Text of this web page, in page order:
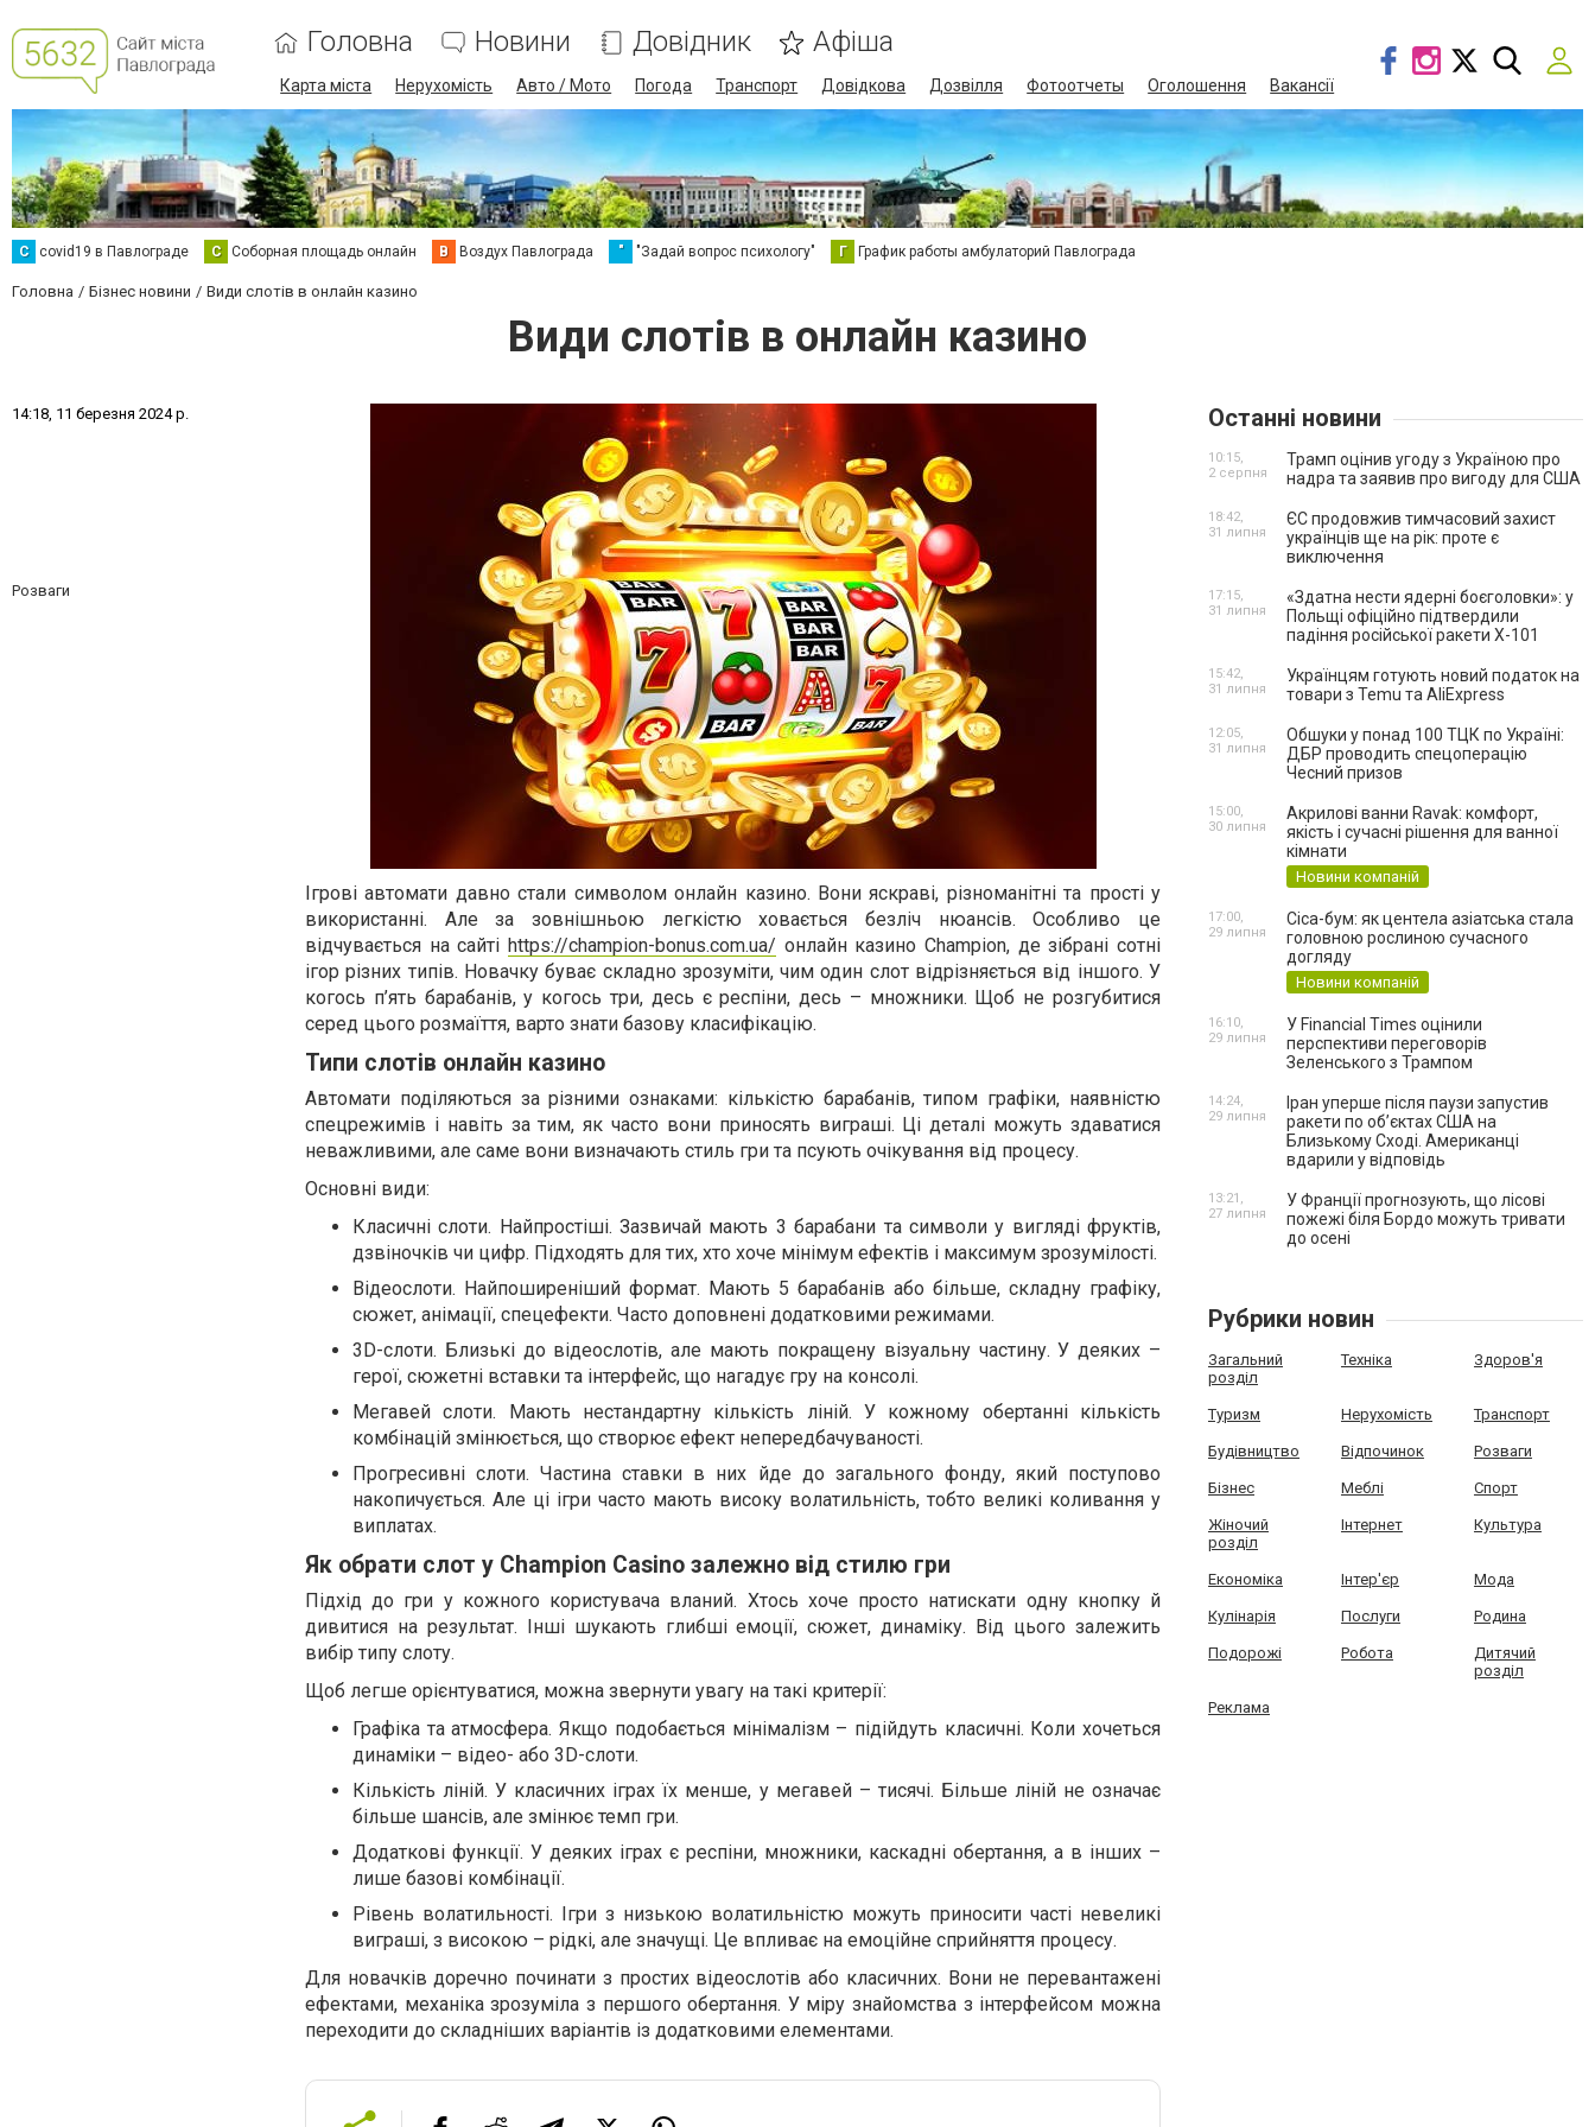
Головна Новини Довідник Афіша
Карта міста Нерухомість Авто / Мото Погода Транспорт Довідкова Дозвілля Фотоотчеты Оголошення Вакансії
C covid19 в Павлограде С Соборная площадь онлайн В Воздух Павлограда " "Задай вопрос психологу" Г График работы амбулаторий Павлограда
Головна Бізнес новини Види слотів в онлайн казино
Види слотів в онлайн казино
14:18, 1 1 березня 2024р.
Розваги
Ігрові автомати давно стали символом онлайн казино. Вони яскраві, різноманітні та прості у
використанні. Але за зовнішньою легкістю ховається безліч нюансів. Особливо це
відчувається на сайті https://champion-bonus.com.ua/ онлайн казино Champion, де зібрані сотні
ігор різних типів. Новачку буває складно зрозуміти, чим один слот відрізняється від іншого. У
когось п’ять барабанів, у когось три, десь є респіни, десь – множники. Щоб не розгубитися
серед цього розмаїття, варто знати базову класифікацію.
Типи слотів онлайн казино
Автомати поділяються за різними ознаками: кількістю барабанів, типом графіки, наявністю
спецрежимів і навіть за тим, як часто вони приносять виграші. Ці деталі можуть здаватися
неважливими, але саме вони визначають стиль гри та псують очікування від процесу.
Основні види:
Класичні слоти. Найпростіші. Зазвичай мають 3 барабани та символи у вигляді фруктів,
дзвіночків чи цифр. Підходять для тих, хто хоче мінімум ефектів і максимум зрозумілості.
Відеослоти. Найпоширеніший формат. Мають 5 барабанів або більше, складну графіку,
сюжет, анімації, спецефекти. Часто доповнені додатковими режимами.
3D-слоти. Близькі до відеослотів, але мають покращену візуальну частину. У деяких –
герої, сюжетні вставки та інтерфейс, що нагадує гру на консолі.
Мегавей слоти. Мають нестандартну кількість ліній. У кожному обертанні кількість
комбінацій змінюється, що створює ефект непередбачуваності.
Прогресивні слоти. Частина ставки в них йде до загального фонду, який поступово
накопичується. Але ці ігри часто мають високу волатильність, тобто великі коливання у
виплатах.
Як обрати слот у Champion Casino залежно від стилю гри
Підхід до гри у кожного користувача вланий. Хтось хоче просто натискати одну кнопку й
дивитися на результат. Інші шукають глибші емоції, сюжет, динаміку. Від цього залежить
вибір типу слоту.
Щоб легше орієнтуватися, можна звернути увагу на такі критерії:
Графіка та атмосфера. Якщо подобається мінімалізм – підійдуть класичні. Коли хочеться
динаміки – відео- або 3D-слоти.
Кількість ліній. У класичних іграх їх менше, у мегавей – тисячі. Більше ліній не означає
більше шансів, але змінює темп гри.
Додаткові функції. У деяких іграх є респіни, множники, каскадні обертання, а в інших –
лише базові комбінації.
Рівень волатильності. Ігри з низькою волатильністю можуть приносити часті невеликі
виграші, з високою – рідкі, але значущі. Це впливає на емоційне сприйняття процесу.
Для новачків доречно починати з простих відеослотів або класичних. Вони не перевантажені
ефектами, механіка зрозуміла з першого обертання. У міру знайомства з інтерфейсом можна
переходити до складніших варіантів із додатковими елементами.
Останні новини
Трамп оцінив угоду з Україною про
надра та заявив про вигоду для США
10:15,
2 серпня
ЄС продовжив тимчасовий захист
українців ще на рік: проте є
виключення
18:42,
31 липня
«Здатна нести ядерні боєголовки»: у
Польщі офіційно підтвердили
падіння російської ракети Х-101
17:15,
31 липня
Українцям готують новий податок на
товари з Temu та AliExpress
15:42,
31 липня
Обшуки у понад 100 ТЦК по Україні:
ДБР проводить спецоперацію
Чесний призов
12:05,
31 липня
Акрилові ванни Ravak: комфорт,
якість і сучасні рішення для ванної
кімнати
Новини компаній
15:00,
30 липня
Cica-бум: як центела азіатська стала
головною рослиною сучасного
догляду
Новини компаній
17:00,
29 липня
У Financial Times оцінили
перспективи переговорів
Зеленського з Трампом
16:10,
29 липня
Іран уперше після паузи запустив
ракети по обʼєктах США на
Близькому Сході. Американці
вдарили у відповідь
14:24,
29 липня
У Франції прогнозують, що лісові
пожежі біля Бордо можуть тривати
до осені
13:21,
27 липня
Рубрики новин
Загальний
розділ
Техніка Здоров'я
Туризм Нерухомість Транспорт
Будівництво Відпочинок Розваги
Бізнес Меблі Спорт
Жіночий
розділ
Інтернет Культура
Економіка Інтер'єр Мода
Кулінарія Послуги Родина
Подорожі Робота
Дитячий
розділ
Реклама